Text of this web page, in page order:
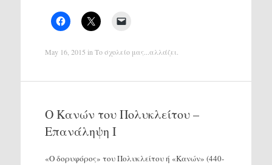
May 16, 2015 in Το σχολείο μας...αλλάζει
Ο Κανών του Πολυκλείτου –
Επανάληψη Ι
«Ο δορυφόρος» του Πολυκλείτου ή «Κανών» (440-